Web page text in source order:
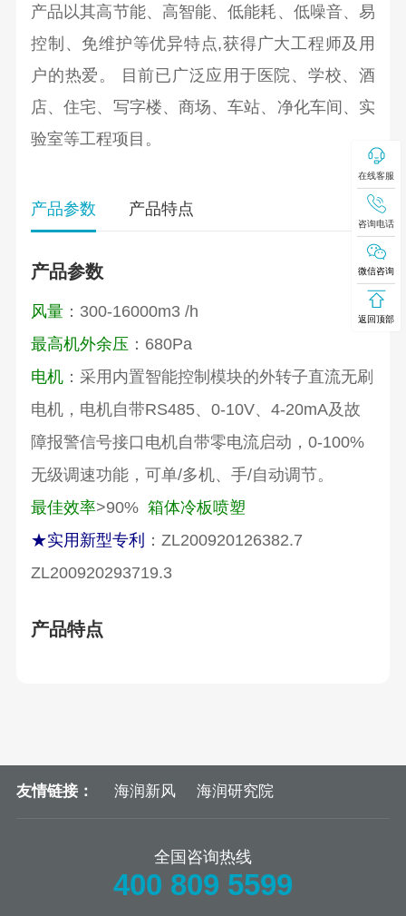
在线客服
咨询电话
微信咨询
返回顶部
产品以其高节能、高智能、低能耗、低噪音、易
控制、免维护等优异特点,获得广大工程师及用
户的热爱。 目前已广泛应用于医院、学校、酒
店、住宅、写字楼、商场、车站、净化车间、实
验室等工程项目。
产品参数 产品特点
产品参数
风量 ：300-16000m3 /h
最高机外余压 ：680Pa
电机 ：采用内置智能控制模块的外转子直流无刷
电机，电机自带RS485、0-10V、4-20mA及故
障报警信号接口电机自带零电流启动，0-100%
无级调速功能，可单/多机、手/自动调节。
最佳效率>90% 箱体冷板喷塑
★实用新型专利
：ZL200920126382.7
ZL200920293719.3
产品特点
友情链接： 海润新风 海润研究院
全国咨询热线
400 809 5599